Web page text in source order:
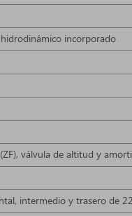
incorporado
válvula de altitud y
intermedio y trasero de